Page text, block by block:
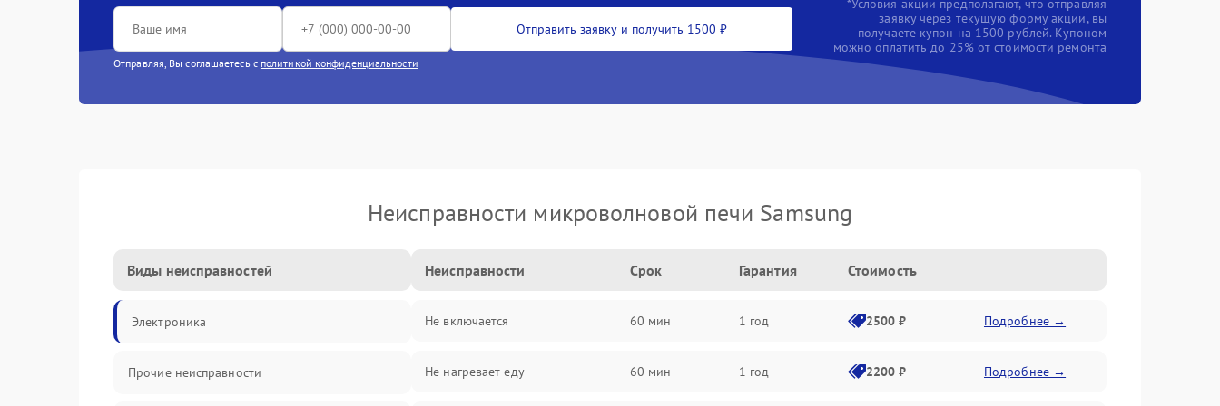
Отправить заявку и получить 1500 ₽
Отправляя, Вы соглашаетесь с политикой конфиденциальности
*Условия акции предполагают, что отправляя
заявку через текущую форму акции, вы
получаете купон на 1500 рублей. Купоном
можно оплатить до 25% от стоимости ремонта
Неисправности микроволновой печи Samsung
Виды неисправностей
Электроника
Прочие неисправности
Неисправности Срок Гарантия Стоимость
Не включается 60 мин 1 год 2500 ₽ Подробнее →
Не нагревает еду 60 мин 1 год 2200 ₽ Подробнее →